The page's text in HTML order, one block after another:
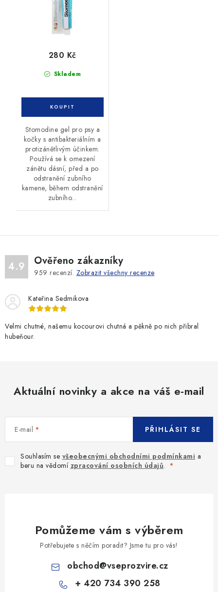
Skladem
280 Kč
Stomodine gel pro psy a
kočky s antibakteriálním a
protizánětlivým účinkem.
Používá se k omezení
zánětu dásní, před a po
odstranění zubního
kamene, během odstranění
zubního...
4.9 Ověřeno zákazníky
959 recenzí. Zobrazit všechny recenze
Kateřina Sedmikova
Velmi chutné, našemu kocourovi chutná a pěkně po nich přibral
hubeňour.
Aktuální novinky a akce na váš e-mail
E-mail
Souhlasím se všeobecnými obchodními podmínkami a
beru na vědomí zpracování osobních údajů.
PŘIHLÁSIT SE
Pomůžeme vám s výběrem
Potřebujete s něčím poradit? Jsme tu pro vás!
obchod@vseprozvire.cz
+ 420 734 390 258